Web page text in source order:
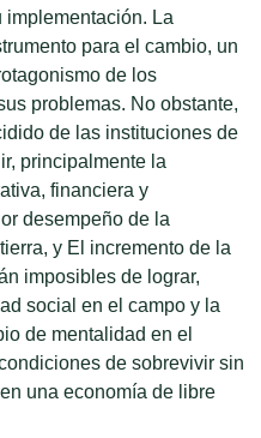
La
para el cambio, un
de los
problemas. No obstante,
de las instituciones de
principalmente la
financiera y
desempeño de la
y El incremento de la
imposibles de lograr,
social en el campo y la
de mentalidad en el
de sobrevivir sin
una economía de libre